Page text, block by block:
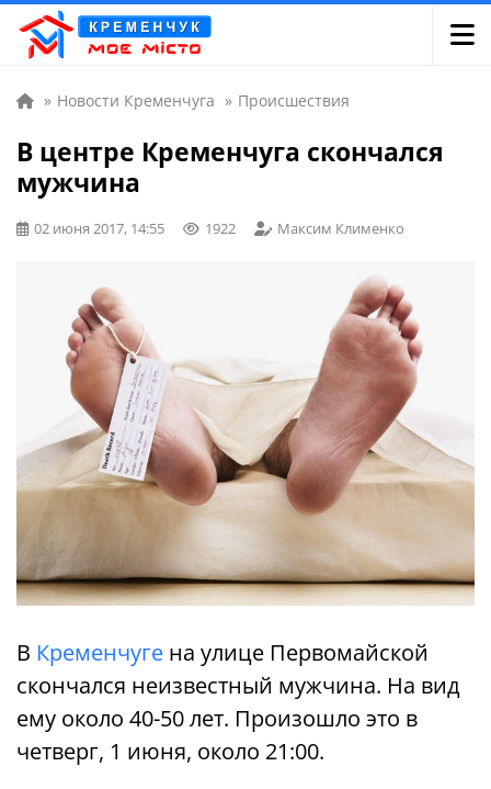
» Новости Кременчуга » Происшествия
В центре Кременчуга скончался
мужчина
02 июня 2017, 14:55 1922 Максим Клименко
В Кременчуге на улице Первомайской
скончался неизвестный мужчина. На вид
ему около 40-50 лет. Произошло это в
четверг, 1 июня, около 21:00.